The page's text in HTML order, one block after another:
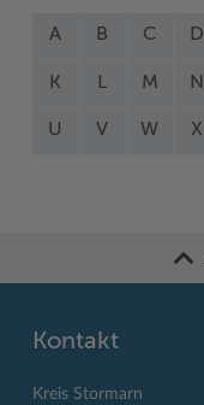
A B C D
K L M N
U V W X
Kontakt
Kreis Stormarn